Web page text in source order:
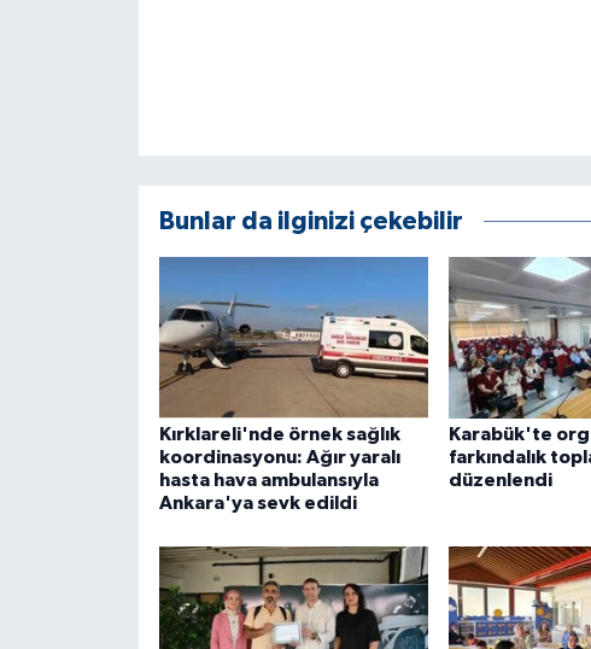
Bunlar da ilginizi çekebilir
Kırklareli'nde örnek sağlık
koordinasyonu: Ağır yaralı
hasta hava ambulansıyla
Ankara'ya sevk edildi
Karabük'te
farkındalık
düzenlendi